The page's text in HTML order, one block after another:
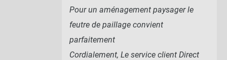
Pour un aménagement paysager le
feutre de paillage convient
parfaitement
Cordialement, Le service client Direct